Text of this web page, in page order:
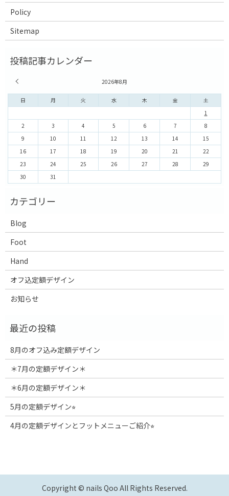
Policy
Sitemap
2026年8月
日 月 火 水 木 金 土
1
2
3 4 5 6 7
8
9
10 11 12 13 14
15
16
17 18 19 20 21
22
23
24 25 26 27 28
29
30
31
Blog
Foot
Hand
オフ込定額デザイン
お知らせ
8月のオフ込み定額デザイン
＊7月の定額デザイン＊
＊6月の定額デザイン＊
5月の定額デザイン⭐︎
4月の定額デザインとフットメニューご紹介⭐︎
Copyright © nails Qoo All Rights Reserved.